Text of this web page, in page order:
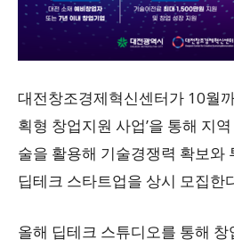
대전창조경제혁신센터가 10월
획형 창업지원 사업’을 통해 지
술을 활용해 기술경쟁력 확보와
딥테크 스타트업을 상시 모집한
올해 딥테크 스튜디오를 통해 창